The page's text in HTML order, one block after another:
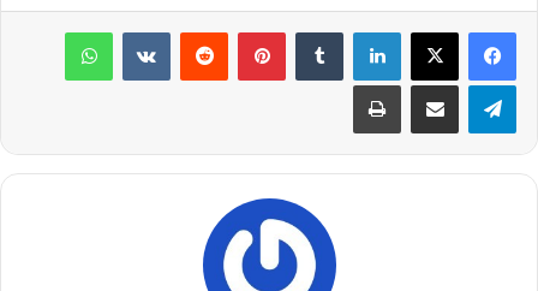
لينكدإن بينتيريست